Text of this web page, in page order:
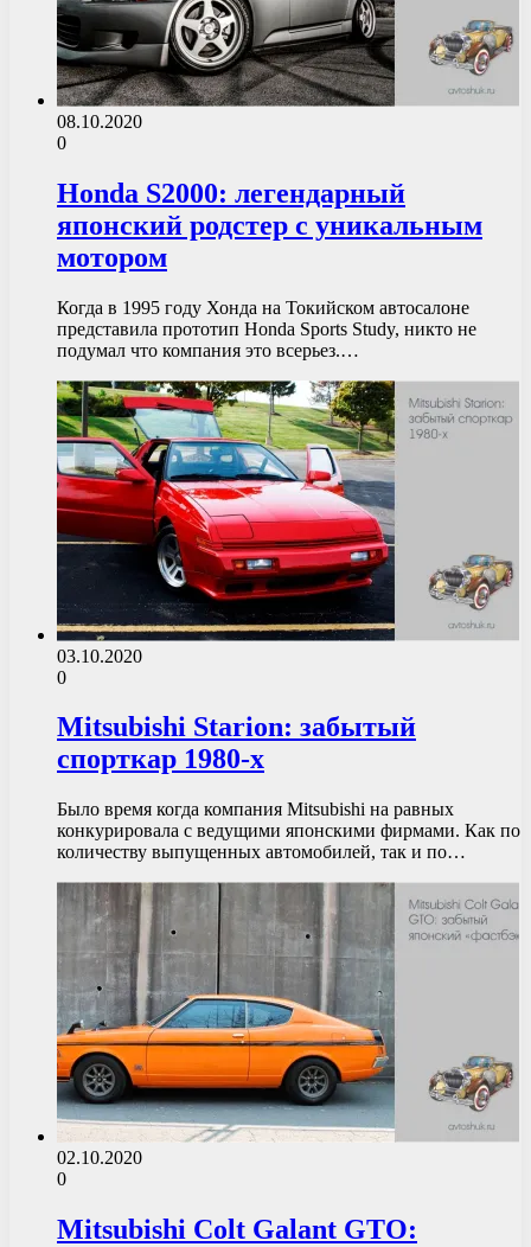
08.10.2020
0
Honda S2000: легендарный
японский родстер с уникальным
мотором
Когда в 1995 году Хонда на Токийском автосалоне
представила прототип Honda Sports Study, никто не
подумал что компания это всерьез.…
03.10.2020
0
Mitsubishi Starion: забытый
спорткар 1980-х
Было время когда компания Mitsubishi на равных
конкурировала с ведущими японскими фирмами. Как по
количеству выпущенных автомобилей, так и по…
02.10.2020
0
Mitsubishi Colt Galant GTO: